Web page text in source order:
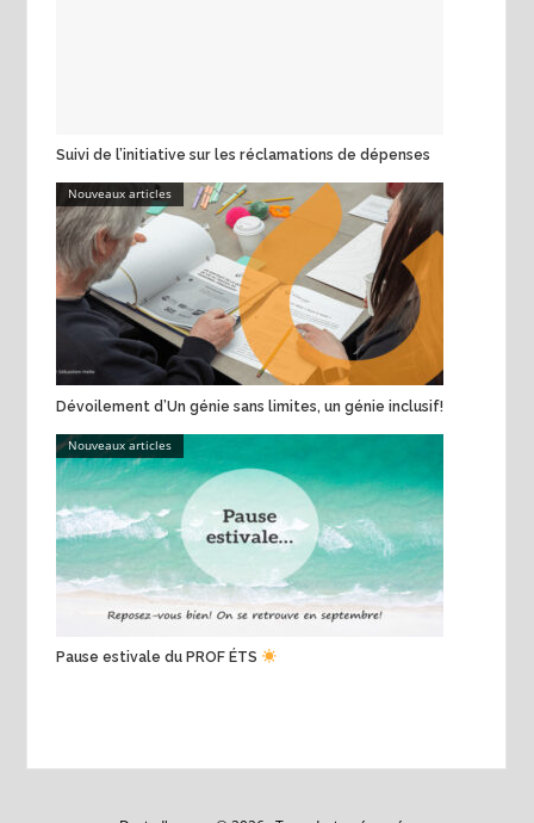
Suivi de l’initiative sur les réclamations de dépenses
Nouveaux articles
Dévoilement d’Un génie sans limites, un génie inclusif!
Nouveaux articles
Pause estivale du PROF ÉTS